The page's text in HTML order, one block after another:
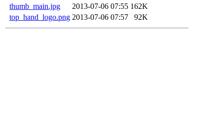
thumb_main.jpg
2013-07-06 07:55 162K
top_hand_logo.png 2013-07-06 07:57 92K